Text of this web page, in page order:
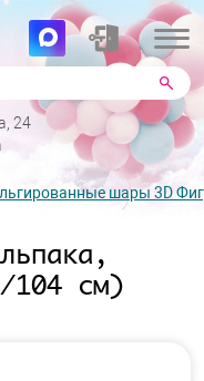
24
шары 3D
104 см)